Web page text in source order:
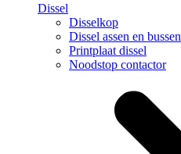
Dissel
Disselkop
Dissel assen en bussen
Printplaat dissel
Noodstop contactor